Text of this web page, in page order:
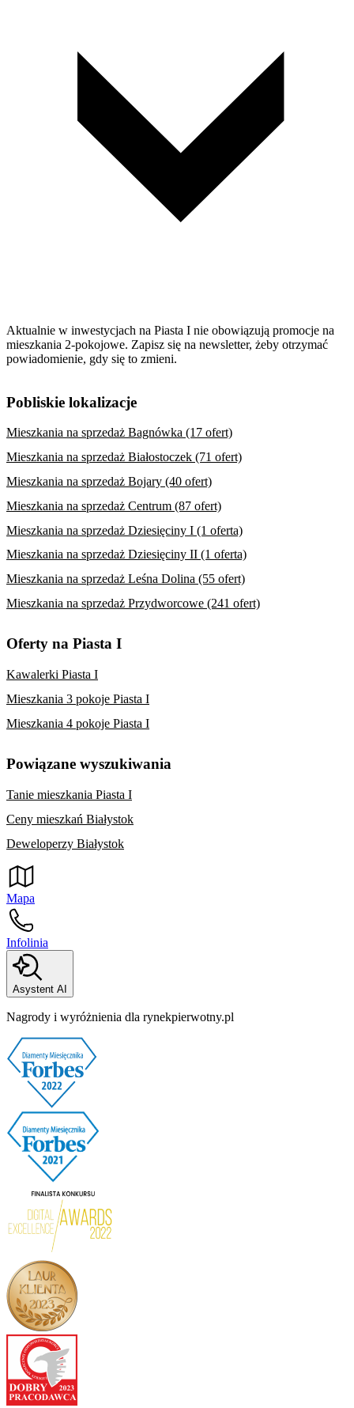
Aktualnie w inwestycjach na Piasta I nie obowiązują promocje na
mieszkania 2-pokojowe. Zapisz się na newsletter, żeby otrzymać
powiadomienie, gdy się to zmieni.
Pobliskie lokalizacje
Mieszkania na sprzedaż Bagnówka (17 ofert)
Mieszkania na sprzedaż Białostoczek (71 ofert)
Mieszkania na sprzedaż Bojary (40 ofert)
Mieszkania na sprzedaż Centrum (87 ofert)
Mieszkania na sprzedaż Dziesięciny I (1 oferta)
Mieszkania na sprzedaż Dziesięciny II (1 oferta)
Mieszkania na sprzedaż Leśna Dolina (55 ofert)
Mieszkania na sprzedaż Przydworcowe (241 ofert)
Oferty na Piasta I
Kawalerki Piasta I
Mieszkania 3 pokoje Piasta I
Mieszkania 4 pokoje Piasta I
Powiązane wyszukiwania
Tanie mieszkania Piasta I
Ceny mieszkań Białystok
Deweloperzy Białystok
Mapa
Infolinia
Asystent AI
Nagrody i wyróżnienia dla rynekpierwotny.pl